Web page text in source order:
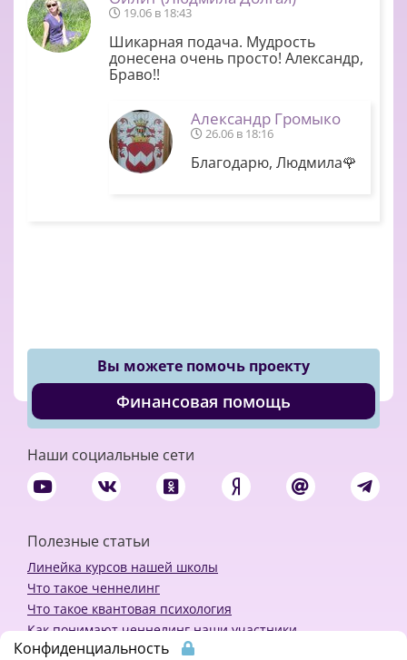
19.06 в 18:43
Шикарная подача. Мудрость
донесена очень просто! Александр,
Браво!!
Александр Громыко
26.06 в 18:16
Благодарю, Людмила🌹
Вы можете помочь проекту
Финансовая помощь
Наши социальные сети
Полезные статьи
Линейка курсов нашей школы
Что такое ченнелинг
Что такое квантовая психология
Как понимают ченнелинг наши участники
Политика конфиденциальности
Конфиденциальность